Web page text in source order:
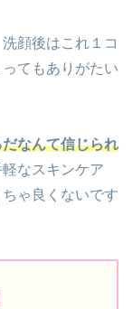
顔後はこれ１コ
てもありがたい
なんて信じられ
なスキンケア
ゃ良くないです